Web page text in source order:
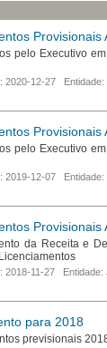
pelo Executivo
2020-12-27
pelo Executivo
2019-12-07
da Receita e
2018-11-27 Entidade:
para 2018
previsionais